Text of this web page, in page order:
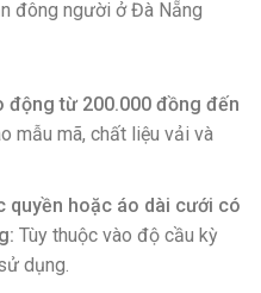
động từ 200.000 đồng đến
mẫu mã, chất liệu vải và
quyền hoặc áo dài cưới có
Tùy thuộc vào độ cầu kỳ
dụng.